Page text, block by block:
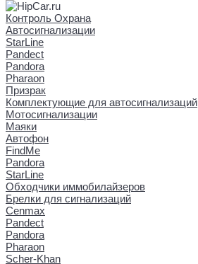
Контроль Охрана
Автосигнализации
StarLine
Pandect
Pandora
Pharaon
Призрак
Комплектующие для автосигнализаций
Мотосигнализации
Маяки
Автофон
FindMe
Pandora
StarLine
Обходчики иммобилайзеров
Брелки для сигнализаций
Cenmax
Pandect
Pandora
Pharaon
Scher-Khan